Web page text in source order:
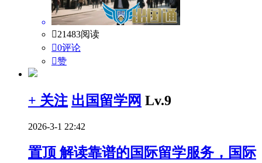
21483阅读
0评论
赞
+ 关注 出国留学网 Lv.9
2026-3-1 22:42
置顶 解读靠谱的国际留学服务，国际